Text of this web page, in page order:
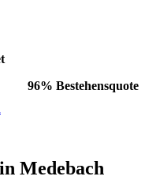
96% Bestehensquote
Medebach